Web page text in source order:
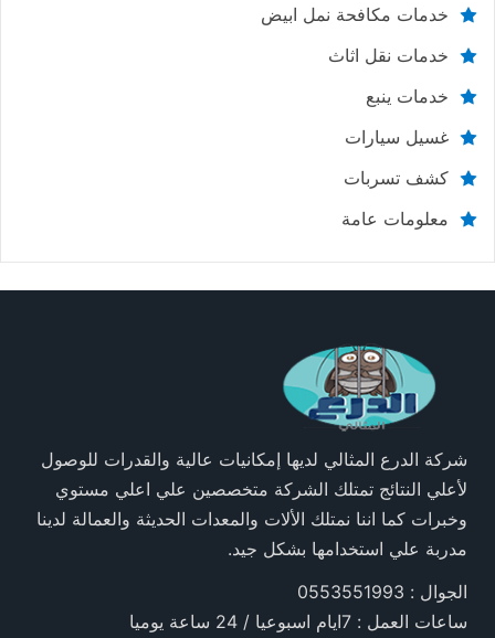
خدمات مكافحة نمل ابيض
خدمات نقل اثاث
خدمات ينبع
غسيل سيارات
كشف تسربات
معلومات عامة
شركة الدرع المثالي لديها إمكانيات عالية والقدرات للوصول
لأعلي النتائج تمتلك الشركة متخصصين علي اعلي مستوي
وخبرات كما اننا نمتلك الألات والمعدات الحديثة والعمالة لدينا
مدربة علي استخدامها بشكل جيد.
الجوال : 0553551993
ساعات العمل : 7ايام اسبوعيا / 24 ساعة يوميا